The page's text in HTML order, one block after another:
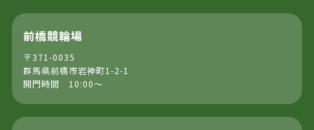
前橋競輪場
〒371-0035
群馬県前橋市岩神町1-2-1
開門時間 10:00～